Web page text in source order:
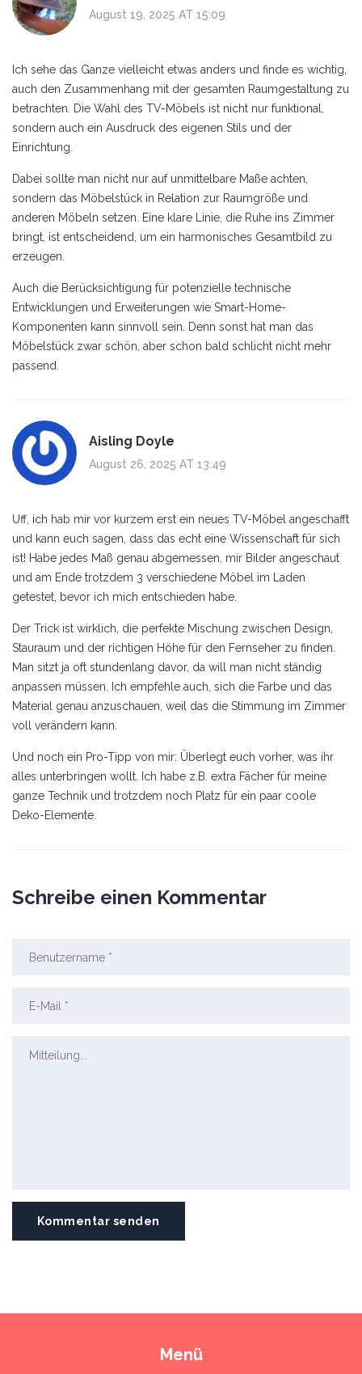
August 19, 2025 AT 15:09
Ich sehe das Ganze vielleicht etwas anders und finde es wichtig,
auch den Zusammenhang mit der gesamten Raumgestaltung zu
betrachten. Die Wahl des TV-Möbels ist nicht nur funktional,
sondern auch ein Ausdruck des eigenen Stils und der
Einrichtung.
Dabei sollte man nicht nur auf unmittelbare Maße achten,
sondern das Möbelstück in Relation zur Raumgröße und
anderen Möbeln setzen. Eine klare Linie, die Ruhe ins Zimmer
bringt, ist entscheidend, um ein harmonisches Gesamtbild zu
erzeugen.
Auch die Berücksichtigung für potenzielle technische
Entwicklungen und Erweiterungen wie Smart-Home-
Komponenten kann sinnvoll sein. Denn sonst hat man das
Möbelstück zwar schön, aber schon bald schlicht nicht mehr
passend.
Aisling Doyle
August 26, 2025 AT 13:49
Uff, ich hab mir vor kurzem erst ein neues TV-Möbel angeschafft
und kann euch sagen, dass das echt eine Wissenschaft für sich
ist! Habe jedes Maß genau abgemessen, mir Bilder angeschaut
und am Ende trotzdem 3 verschiedene Möbel im Laden
getestet, bevor ich mich entschieden habe.
Der Trick ist wirklich, die perfekte Mischung zwischen Design,
Stauraum und der richtigen Höhe für den Fernseher zu finden.
Man sitzt ja oft stundenlang davor, da will man nicht ständig
anpassen müssen. Ich empfehle auch, sich die Farbe und das
Material genau anzuschauen, weil das die Stimmung im Zimmer
voll verändern kann.
Und noch ein Pro-Tipp von mir: Überlegt euch vorher, was ihr
alles unterbringen wollt. Ich habe z.B. extra Fächer für meine
ganze Technik und trotzdem noch Platz für ein paar coole
Deko-Elemente.
Schreibe einen Kommentar
Kommentar senden
Menü